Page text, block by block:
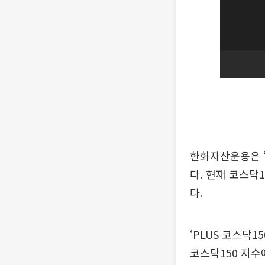
한화자산운용은
다. 현재 코스닥
다.
‘PLUS 코스닥
코스닥150 지수